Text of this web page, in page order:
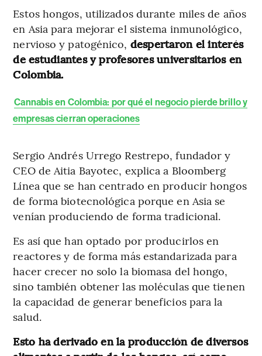
Estos hongos, utilizados durante miles de años
en Asia para mejorar el sistema inmunológico,
nervioso y patogénico, despertaron el interés
de estudiantes y profesores universitarios en
Colombia.
Cannabis en Colombia: por qué el negocio pierde brillo y
empresas cierran operaciones
Sergio Andrés Urrego Restrepo, fundador y
CEO de Aitia Bayotec, explica a Bloomberg
Línea que se han centrado en producir hongos
de forma biotecnológica porque en Asia se
venían produciendo de forma tradicional.
Es así que han optado por producirlos en
reactores y de forma más estandarizada para
hacer crecer no solo la biomasa del hongo,
sino también obtener las moléculas que tienen
la capacidad de generar beneficios para la
salud.
Esto ha derivado en la producción de diversos